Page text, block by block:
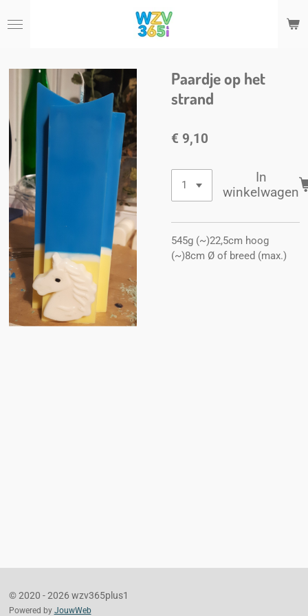
direct
hoofdinhoud
Paardje op het
strand
€ 9,10
In
winkelwagen
545g (~)22,5cm hoog
(~)8cm Ø of breed (max.)
© 2020 - 2026 wzv365plus1
Powered by JouwWeb